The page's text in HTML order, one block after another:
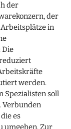
der
der
in
Die
werden.
Spezialisten soll
Verbunden
es
umgehen. Zur